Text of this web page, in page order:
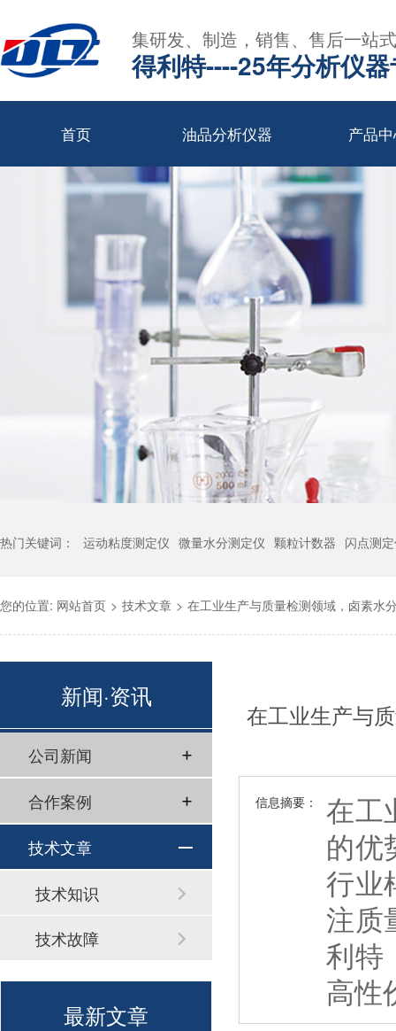
集研发、制造，销售、售后一站
得利特----25年分析仪
首页 油品分析仪器 产品
热门关键词： 运动粘度测定仪 微量水分测定仪 颗粒计数器 闪点测
您的位置: 网站首页 > 技术文章 > 在工业生产与质量检测领域，卤素水
备，广泛应用于多行业样品水分检测
围、国标适配性及行业适配能力，
性价比厂家。
在工业生产与
的核心设备，
质量精度、测
信息摘要：
在工
的优
行业
注质
利特
高性
新闻·资讯
公司新闻
合作案例
技术文章
技术知识
技术故障
最新文章